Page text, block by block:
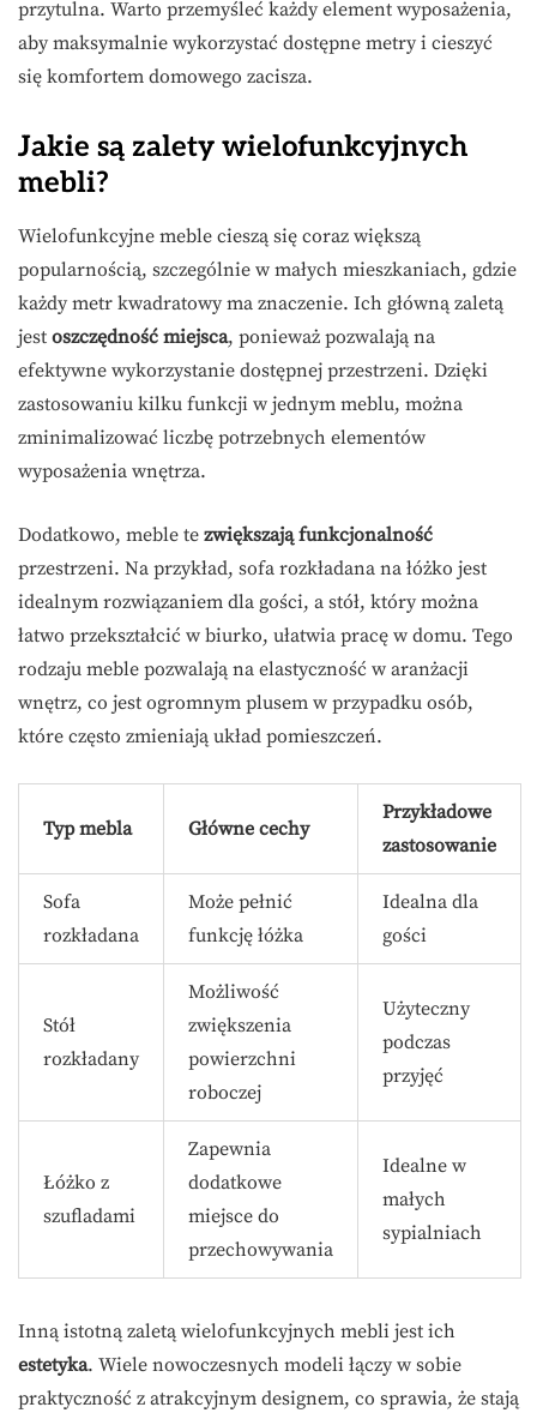
przytulna. Warto przemyśleć każdy element wyposażenia,
aby maksymalnie wykorzystać dostępne metry i cieszyć
się komfortem domowego zacisza.
Jakie są zalety wielofunkcyjnych
mebli?
Wielofunkcyjne meble cieszą się coraz większą
popularnością, szczególnie w małych mieszkaniach, gdzie
każdy metr kwadratowy ma znaczenie. Ich główną zaletą
jest oszczędność miejsca, ponieważ pozwalają na
efektywne wykorzystanie dostępnej przestrzeni. Dzięki
zastosowaniu kilku funkcji w jednym meblu, można
zminimalizować liczbę potrzebnych elementów
wyposażenia wnętrza.
Dodatkowo, meble te zwiększają funkcjonalność
przestrzeni. Na przykład, sofa rozkładana na łóżko jest
idealnym rozwiązaniem dla gości, a stół, który można
łatwo przekształcić w biurko, ułatwia pracę w domu. Tego
rodzaju meble pozwalają na elastyczność w aranżacji
wnętrz, co jest ogromnym plusem w przypadku osób,
które często zmieniają układ pomieszczeń.
Typ mebla Główne cechy
Przykładowe
zastosowanie
Sofa
rozkładana
Może pełnić
funkcję łóżka
Idealna dla
gości
Stół
rozkładany
Możliwość
zwiększenia
powierzchni
roboczej
Użyteczny
podczas
przyjęć
Łóżko z
szufladami
Zapewnia
dodatkowe
miejsce do
przechowywania
Idealne w
małych
sypialniach
Inną istotną zaletą wielofunkcyjnych mebli jest ich
estetyka. Wiele nowoczesnych modeli łączy w sobie
praktyczność z atrakcyjnym designem, co sprawia, że stają